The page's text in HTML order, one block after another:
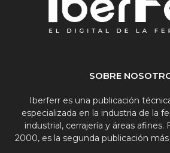
SOBRE
Iberferr es una publicación
especializada en la industria de la
industrial, cerrajería y áreas afines.
2000, es la segunda publicación